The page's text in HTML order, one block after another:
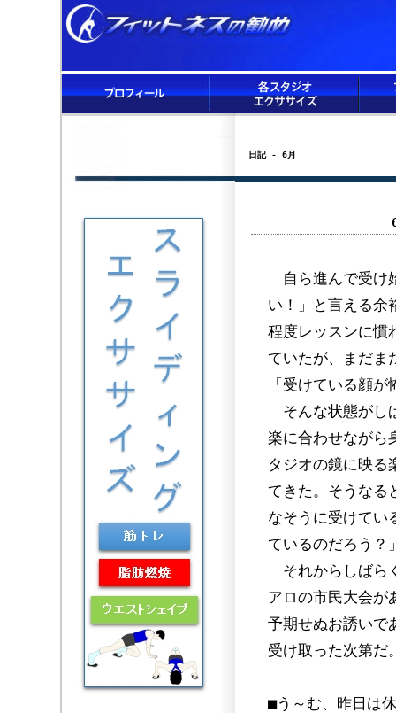
日記 - 6月
自ら進んで受け
い！」と言える余
程度レッスンに慣
ていたが、まだま
「受けている顔
そんな状態がし
楽に合わせながら
タジオの鏡に映る
てきた。そうなる
なそうに受けてい
ているのだろう？
それからしばら
アロの市民大会が
予期せぬお誘いで
受け取った次第だ
■う～む、昨日は